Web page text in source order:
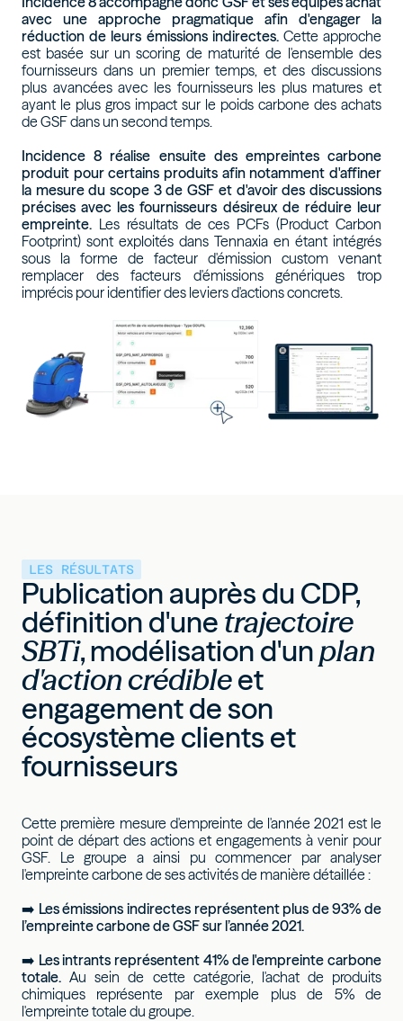
avec une approche pragmatique afin d'engager la
réduction de leurs émissions indirectes. Cette approche
est basée sur un scoring de maturité de l'ensemble des
fournisseurs dans un premier temps, et des discussions
plus avancées avec les fournisseurs les plus matures et
ayant le plus gros impact sur le poids carbone des achats
de GSF dans un second temps.
Incidence 8 réalise ensuite des empreintes carbone
produit pour certains produits afin notamment d'affiner
la mesure du scope 3 de GSF et d'avoir des discussions
précises avec les fournisseurs désireux de réduire leur
empreinte. Les résultats de ces PCFs (Product Carbon
Footprint) sont exploités dans Tennaxia en étant intégrés
sous la forme de facteur d'émission custom venant
remplacer des facteurs d'émissions génériques trop
imprécis pour identifier des leviers d'actions concrets.
LES RÉSULTATS
Publication auprès du CDP,
définition d'une trajectoire
SBTi, modélisation d'unplan
d'action crédibleet
engagement de son
écosystème clients et
fournisseurs
Cette première mesure d'empreinte de l'année 2021 est le
point de départ des actions et engagements à venir pour
GSF. Le groupe a ainsi pu commencer par analyser
l'empreinte carbone de ses activités de manière détaillée :
➡️ Les émissions indirectes représentent plus de 93% de
l’empreinte carbone de GSF sur l’année 2021.
➡️ Les intrants représentent 41% de l'empreinte carbone
totale. Au sein de cette catégorie, l'achat de produits
chimiques représente par exemple plus de 5% de
l'empreinte totale du groupe.